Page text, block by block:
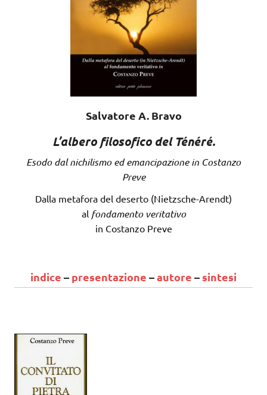
Salvatore A. Bravo
L’albero filosofico del Ténéré.
Esodo dal nichilismo ed emancipazione in Costanzo
Preve
Dalla metafora del deserto (Nietzsche-Arendt)
al fondamento veritativo
in Costanzo Preve
indice – presentazione –autore – sintesi